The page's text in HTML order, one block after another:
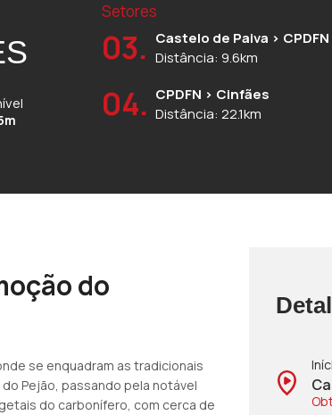
Setores
03. Castelo de Paiva > CPDFN
Distância: 9.6km
04. CPDFN > Cinfães
Distância: 22.1km
do
se enquadram as tradicionais
Pejão, passando pela notável
do carbonífero, com cerca de